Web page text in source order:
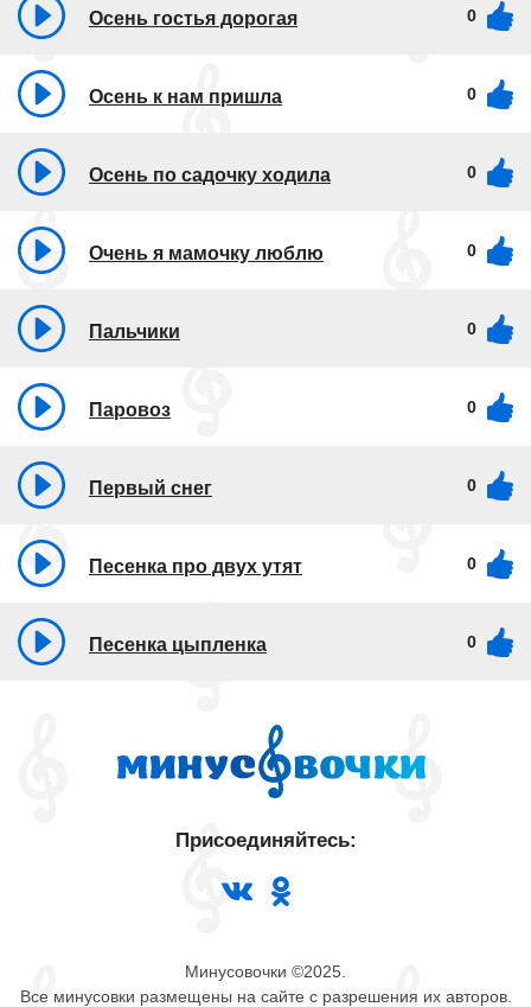
Осень гостья дорогая 0
Осень к нам пришла 0
Осень по садочку ходила 0
Очень я мамочку люблю 0
Пальчики 0
Паровоз 0
Первый снег 0
Песенка про двух утят 0
Песенка цыпленка 0
Минусовочки ©2025.
Все минусовки размещены на сайте с разрешения их авторов.
Присоединяйтесь: